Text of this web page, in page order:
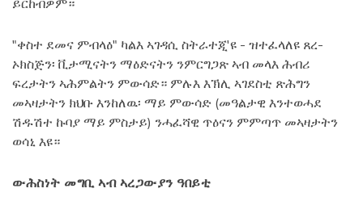
ይርከብዎም።
"ቀስተ ደመና ምብላዕ" ካልእ ኣገዳሲ ስትራተጂ'ዩ - ዝተፈላለዩ ጸረ-
ኦክስጅን፡ ቪታሚናትን ማዕድናትን ንምርግጋጽ ኣብ መላእ ሕብሪ
ፍረታትን ኣሕምልትን ምውሳድ። ምሉእ እኽሊ ኣገደስቲ ጽሕግን
መኣዛታትን ክህቡ እንከለዉ፡ ማይ ምውሳድ (መዓልታዊ እንተወሓደ
ሽዱሽተ ኩባያ ማይ ምስታይ) ንሓፈሻዊ ጥዕናን ምምጣጥ መኣዛታትን
ወሳኒ እዩ።
ውሕስነት መግቢ ኣብ ኣረጋውያን ዓበይቲ